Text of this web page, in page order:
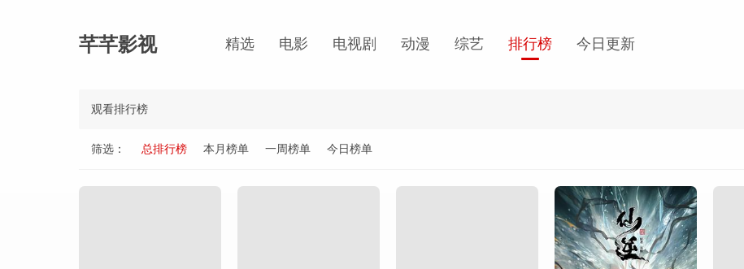
芊芊影视 精选 电影 电视剧 动漫 综艺 排行榜 今日更新
观看排行榜
筛选： 总排行榜 本月榜单 一周榜单 今日榜单